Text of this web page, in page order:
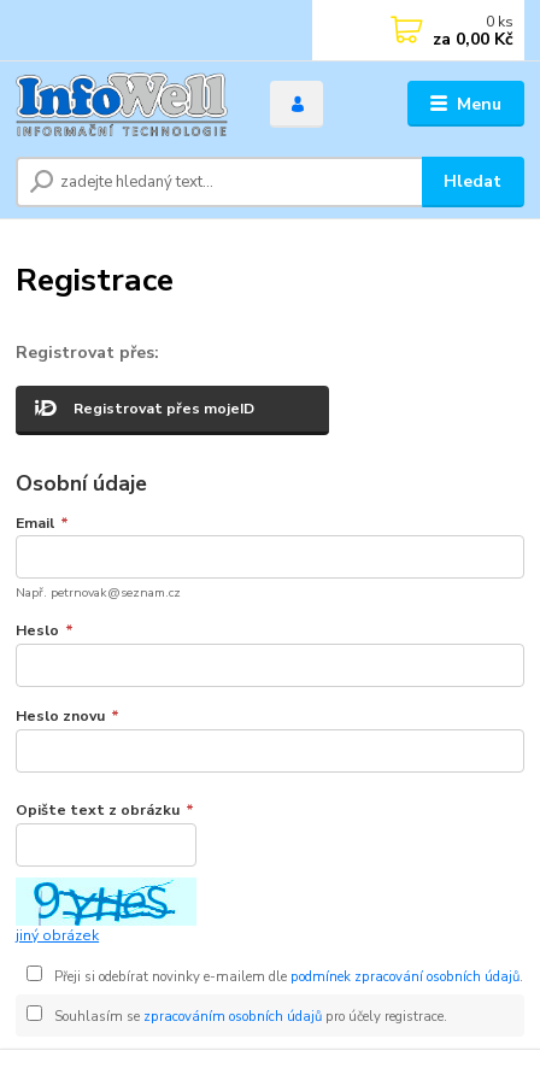
Menu
Hledat
0 ks
za 0,00 Kč
Registrace
Registrovat přes:
Registrovat přes mojeID
Osobní údaje
Email *
Např. petrnovak@seznam.cz
Heslo *
Heslo znovu *
Opište text z obrázku *
jiný obrázek
Přeji si odebírat novinky e-mailem dle podmínek zpracování osobních údajů.
Souhlasím se zpracováním osobních údajůpro účely registrace.